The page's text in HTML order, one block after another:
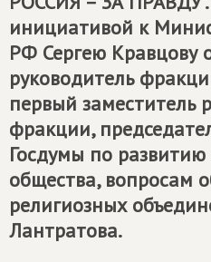
инициативой к
РФ Сергею Кравцову
руководитель
первый заместитель
фракции,
Госдумы по
общества, вопросам
религиозных
Лантратова.